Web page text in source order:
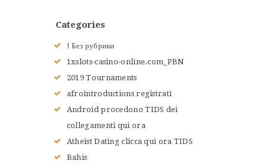
L’HISTOIRE DU JUDO
NOS VALEURS
Categories
! Без рубрики
1xslots-casino-online.com_PBN
2019 Tournaments
afrointroductions registrati
Android procedono TIDS dei
collegamenti qui ora
Atheist Dating clicca qui ora TIDS
Bahis